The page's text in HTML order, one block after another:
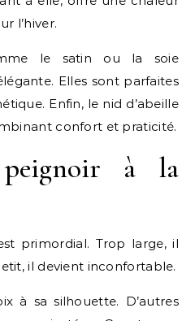
l’hiver.
le satin ou la soie
Elles sont parfaites
Enfin, le nid d’abeille
confort et praticité.
à la
primordial. Trop large, il
il devient inconfortable.
à sa silhouette. D’autres